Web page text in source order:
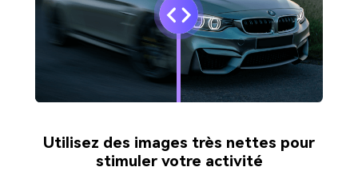
Utilisez des images très nettes pour
stimuler votre activité